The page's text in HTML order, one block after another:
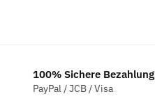
100% Sichere Bezahlung
PayPal / JCB / Visa